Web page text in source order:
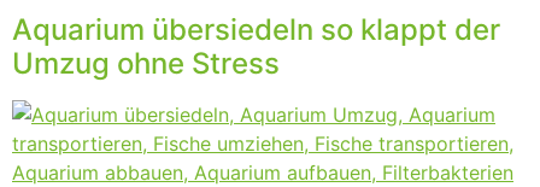
Aquarium übersiedeln so klappt der
Umzug ohne Stress